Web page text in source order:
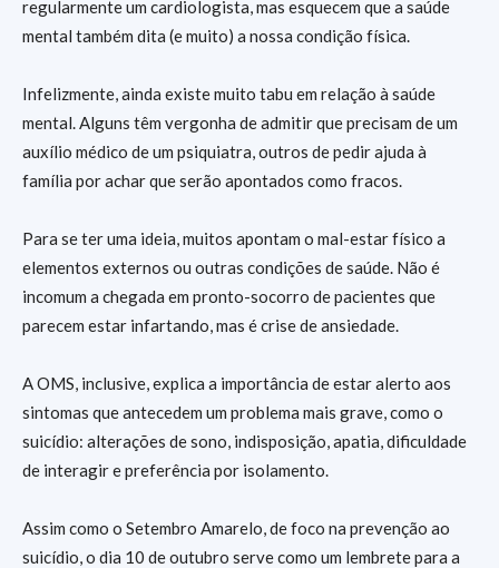
regularmente um cardiologista, mas esquecem que a saúde
mental também dita (e muito) a nossa condição física.
Infelizmente, ainda existe muito tabu em relação à saúde
mental. Alguns têm vergonha de admitir que precisam de um
auxílio médico de um psiquiatra, outros de pedir ajuda à
família por achar que serão apontados como fracos.
Para se ter uma ideia, muitos apontam o mal-estar físico a
elementos externos ou outras condições de saúde. Não é
incomum a chegada em pronto-socorro de pacientes que
parecem estar infartando, mas é crise de ansiedade.
A OMS, inclusive, explica a importância de estar alerto aos
sintomas que antecedem um problema mais grave, como o
suicídio: alterações de sono, indisposição, apatia, dificuldade
de interagir e preferência por isolamento.
Assim como o Setembro Amarelo, de foco na prevenção ao
suicídio, o dia 10 de outubro serve como um lembrete para a